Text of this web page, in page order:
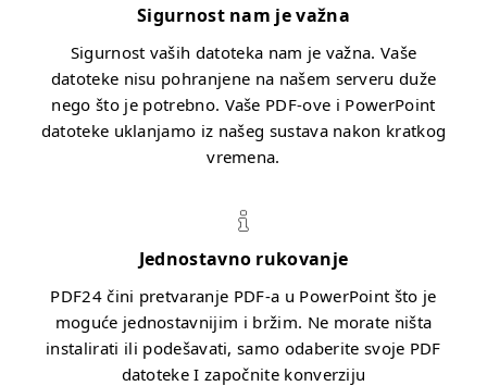
Sigurnost nam je važna
Sigurnost vaših datoteka nam je važna. Vaše
datoteke nisu pohranjene na našem serveru duže
nego što je potrebno. Vaše PDF-ove i PowerPoint
datoteke uklanjamo iz našeg sustava nakon kratkog
vremena.
Jednostavno rukovanje
PDF24 čini pretvaranje PDF-a u PowerPoint što je
moguće jednostavnijim i bržim. Ne morate ništa
instalirati ili podešavati, samo odaberite svoje PDF
datoteke I započnite konverziju